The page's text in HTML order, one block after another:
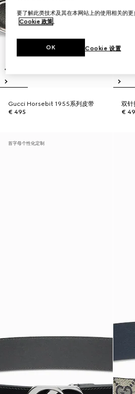
Gucci Horsebit 1955系列皮带
€ 495
双针
€
首字母个性化定制
要了解此类技术及其在本网站上的使用相关的
Cookie 政策。
Cookie 设置
OK